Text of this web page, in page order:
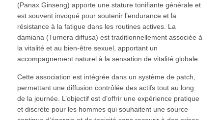
(Panax Ginseng) apporte une stature tonifiante générale et
est souvent invoqué pour soutenir l’endurance et la
résistance à la fatigue dans les routines actives. La
damiana (Turnera diffusa) est traditionnellement associée à
la vitalité et au bien‑être sexuel, apportant un
accompagnement naturel à la sensation de vitalité globale.
Cette association est intégrée dans un système de patch,
permettant une diffusion contrôlée des actifs tout au long
de la journée. L’objectif est d’offrir une expérience pratique
et discrète pour les hommes qui souhaitent une source